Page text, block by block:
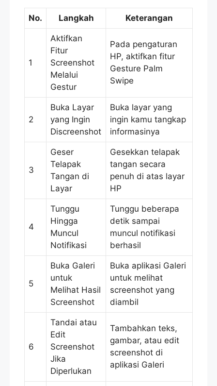
No. Langkah Keterangan
1
Aktifkan
Fitur
Screenshot
Melalui
Gestur
Pada pengaturan
HP, aktifkan fitur
Gesture Palm
Swipe
2
Buka Layar
yang Ingin
Discreenshot
Buka layar yang
ingin kamu tangkap
informasinya
3
Geser
Telapak
Tangan di
Layar
Gesekkan telapak
tangan secara
penuh di atas layar
HP
4
Tunggu
Hingga
Muncul
Notifikasi
Tunggu beberapa
detik sampai
muncul notifikasi
berhasil
5
Buka Galeri
untuk
Melihat Hasil
Screenshot
Buka aplikasi Galeri
untuk melihat
screenshot yang
diambil
6
Tandai atau
Edit
Screenshot
Jika
Diperlukan
Tambahkan teks,
gambar, atau edit
screenshot di
aplikasi Galeri